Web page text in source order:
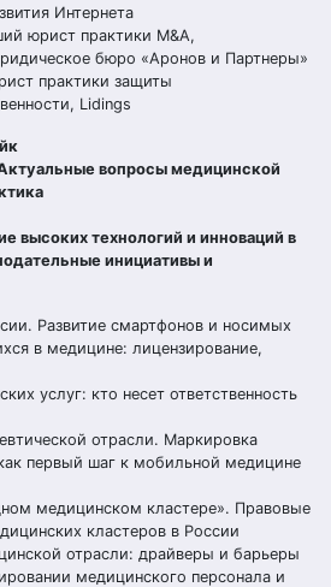
Интернета
юрист практики M&A,
бюро «Аронов и Партнеры»
практики защиты
Lidings
вопросы медицинской
высоких технологий и инноваций в
инициативы и
Развитие смартфонов и носимых
в медицине: лицензирование,
услуг: кто несет ответственность
отрасли. Маркировка
первый шаг к мобильной медицине
медицинском кластере». Правовые
кластеров в России
отрасли: драйверы и барьеры
медицинского персонала и